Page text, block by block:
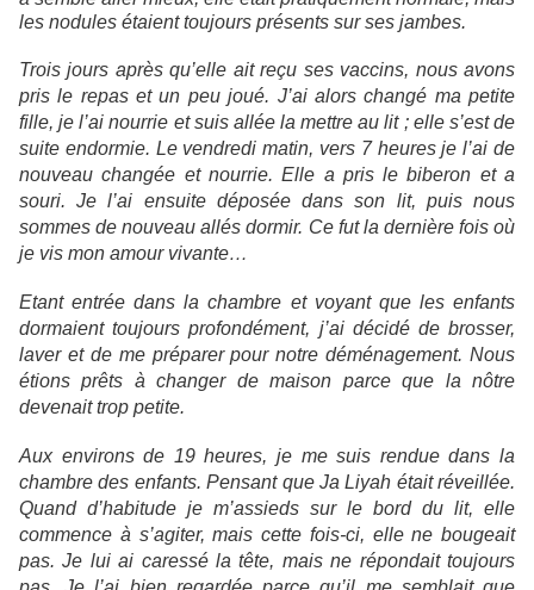
les nodules étaient toujours présents sur ses jambes.
Trois jours après qu’elle ait reçu ses vaccins, nous avons
pris le repas et un peu joué. J’ai alors changé ma petite
fille, je l’ai nourrie et suis allée la mettre au lit ; elle s’est de
suite endormie. Le vendredi matin, vers 7 heures je l’ai de
nouveau changée et nourrie. Elle a pris le biberon et a
souri. Je l’ai ensuite déposée dans son lit, puis nous
sommes de nouveau allés dormir. Ce fut la dernière fois où
je vis mon amour vivante…
Etant entrée dans la chambre et voyant que les enfants
dormaient toujours profondément, j’ai décidé de brosser,
laver et de me préparer pour notre déménagement. Nous
étions prêts à changer de maison parce que la nôtre
devenait trop petite.
Aux environs de 19 heures, je me suis rendue dans la
chambre des enfants. Pensant que Ja Liyah était réveillée.
Quand d’habitude je m’assieds sur le bord du lit, elle
commence à s’agiter, mais cette fois-ci, elle ne bougeait
pas. Je lui ai caressé la tête, mais ne répondait toujours